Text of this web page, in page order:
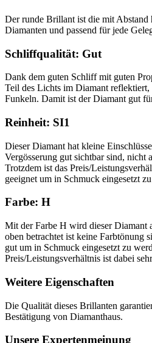
Der runde Brillant ist die mit Abstand
Diamanten und passend für jede
Schliffqualität: Gut
Dank dem guten Schliff mit guten
Teil des Lichts im Diamant reflektiert,
Funkeln. Damit ist der Diamant gut
Reinheit: SI1
Dieser Diamant hat kleine
Vergösserung gut sichtbar sind, nicht
Trotzdem ist das Preis/
geeignet um in Schmuck eingesetzt
Farbe: H
Mit der Farbe H wird dieser Diamant
oben betrachtet ist keine Farbtönung
gut um in Schmuck eingesetzt zu
Preis/Leistungsverhältnis ist dabei
Weitere Eigenschaften
Die Qualität dieses Brillanten
Bestätigung von Diamanthaus.
Unsere Expertenmeinung